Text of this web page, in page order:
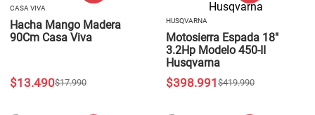
CASA VIVA
Hacha Mango Madera
90Cm Casa Viva
$17.990
$13.490
HUSQVARNA
Motosierra Espada 18"
3.2Hp Modelo 450-II
Husqvarna
$419.990
$398.991